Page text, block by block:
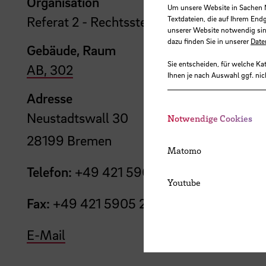
Referat 2 - Rechtsstelle der Bremer
Gebäude, Raum
AB, 302
Adresse
Neustadtswall 30
28199 Bremen
Telefon: +49 421 5905 2014
Fax: +49 421 5905 2099
E-Mail
Um unsere Website in
Textdateien, die auf Ihrem
unserer Website notwendig
dazu finden Sie in unserer
Sie entscheiden, für welche
Ihnen je nach Auswahl ggf.
Notwendige Cookies
Matomo
Youtube